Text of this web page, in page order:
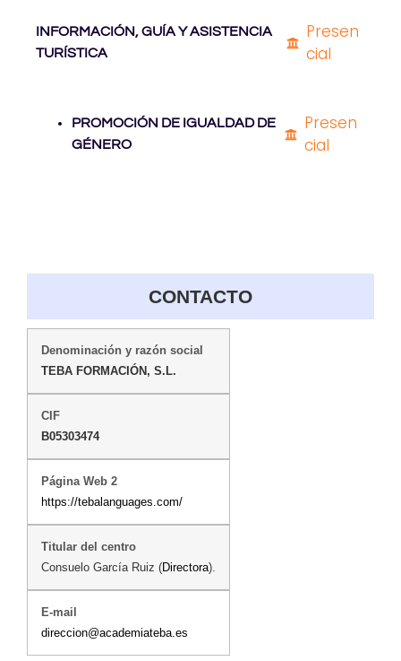
INFORMACIÓN, GUÍA Y ASISTENCIA
TURÍSTICA
Presen
cial
PROMOCIÓN DE IGUALDAD DE
GÉNERO
Presen
cial
CONTACTO
TEBA FORMACIÓN, S.L.
B05303474
https://tebalanguages.com/
Consuelo García Ruiz (Directora).
direccion@academiateba.es